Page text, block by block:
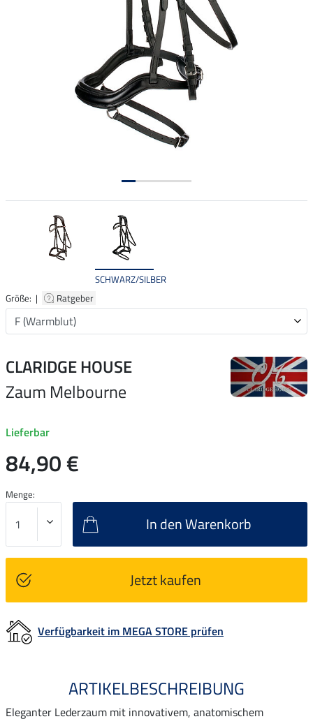
SCHWARZ/SILBER
Größe: |
Ratgeber
CLARIDGE HOUSE
Zaum Melbourne
Lieferbar
84,90 €
Menge:
In den Warenkorb
Jetzt kaufen
Verfügbarkeit im MEGA STORE prüfen
ARTIKELBESCHREIBUNG
Eleganter Lederzaum mit innovativem, anatomischem